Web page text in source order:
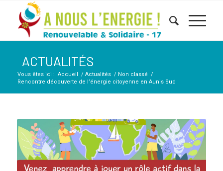
ACTUALITÉS
Vous êtes ici : Accueil / Actualités / Non classé /
Rencontre découverte de l’énergie citoyenne en Aunis Sud